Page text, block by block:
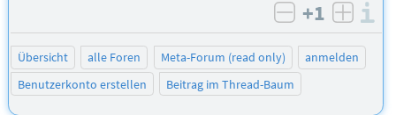
negativ
+1
Übersicht alle Foren Meta-Forum (read only)
anmelden
Benutzerkonto erstellen
Beitrag im Thread-Baum